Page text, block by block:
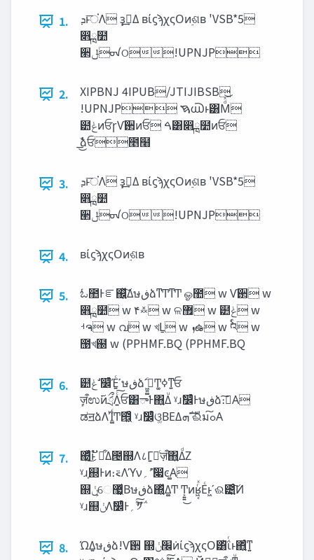
1.
‫͞ਂͱܕ‬Λ ҙࣝ͢Δ ʙίϛϡχςΟͷ࣮ଶʙ 'VSB*5
෋ྑ໺
੢‫ݪ‬ᠳଠ!UPNJP
2.
XIPBNJ 4IPUB/JTIJIBSB
!UPNJP ࠇ൘ͱ͸Μͩͯ͝
๺‫ݟ‬ͷਓɼѴ઒ͷਓ ࠓ͸෋ྑ໺ͷਓ
ࣾ͟͜ձਓ೥໨
3.
‫͞ਂͱܕ‬Λ ҙࣝ͢Δ ʙίϛϡχςΟͷ࣮ଶʙ 'VSB*5
෋ྑ໺
੢‫ݪ‬ᠳଠ!UPNJP
4. ʙίϛϡχςΟͷ࣮ଶʙ
5.
ಓ಺Ͱೝ஌͍ͯ͠Δษ‫ڧ‬ձͳͲͳͲ ஓ಺ w Ѵ઒ w
෋ྑ໺ w ۴࿏ w ଳ޿ w ๺‫ݟ‬ w
ࡳຈ w വ‫ؗ‬ w খḺ w ‫ܙ‬ఉ w ࣨའ w
಩খ຀ w (PPHMF.BQ (PPHMF.BQ
6.
๺‫ݟ‬ ࣗ෼ͨͪΈ͍ͨʹษ‫ڧ‬ձʹߦ͖͍͚ͨͲߦ͚ͳ͍ਓ
ٕज़ऀಉ࢜ͷަྲྀΛ͍ͨ͠ਓ͸ాࣷͰ΋͍Δͧ ˠɹࣗ෼ͨͪͰษ‫ڧ‬ձ։࠵͠Α͏
ಡॻձΛ࢝Ί͚ͨͲ๞͖ͨͧ ˠɹࣗ෼͕ͨͪଓ͚ΒΕΔ‫ʹࣜܗ‬ଈมߋ͠Α͏
7.
΍͖ͬͯͨ͜ͱ ັྗ͋Δ౔஍Λ८Γ͍ٕͨज़ऀ΋͍ΔͩΖ͏
ˠɹ֤஍Ͱͷ։࠵Λϓν‫͚෇ͼ݁ʹޫ؍‬Α͏
஍‫͕ݩ‬େ޷͖͔ͩΒษ‫ڧ‬ձ΍͍ͬͯΔ͚Ͳ Ͳ͕͍͍͜ͷʁ͖͔ͬͯΕͨͱ͖ʹଈ౴͍ͨ͠Ͷ
ˠɹ஍‫ݩ‬Λࣗ෼ͨͪͰ‫ͯ͠ޫ؍‬༡΅͏
8.
ΏΔ͍ษ‫ڧ‬ձ!Ѵ઒ ஍‫݁׬ݩ‬ͷίϛϡχςΟ͸ͪΐͬͱ΋͍ͬͨͳ͍